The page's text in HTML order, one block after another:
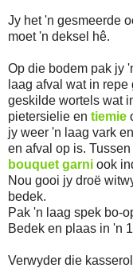
Jy het 'n gesmeerde
moet 'n deksel hê.
Op die bodem pak jy
laag afval wat in
geskilde wortels wat
pietersielie en tiemie
jy weer 'n laag vark
en afval op is.
bouquet garni ook
Nou gooi jy droë
bedek.
Pak 'n laag spek bo-
Bedek en plaas in 'n
Verwyder die